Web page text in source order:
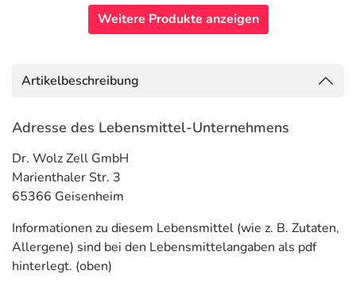
Weitere Produkte anzeigen
Artikelbeschreibung
Adresse des Lebensmittel-Unternehmens
Dr. Wolz Zell GmbH
Marienthaler Str. 3
65366 Geisenheim
Informationen zu diesem Lebensmittel (wie z. B. Zutaten,
Allergene) sind bei den Lebensmittelangaben als pdf
hinterlegt. (oben)